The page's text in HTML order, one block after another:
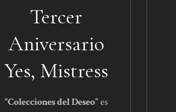
Tercer
Aniversario
Yes, Mistress
“Colecciones del Deseo”es